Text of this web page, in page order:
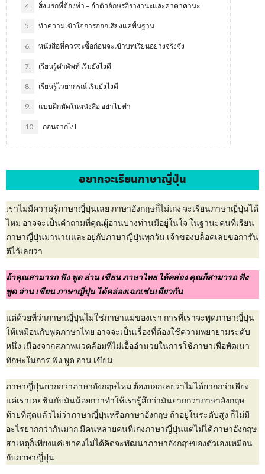
4. สิ่งแรกที่ต้องทำ – จำตัวอักษรฮิรางานะและคาตาคานะ
5. ทำความเข้าใจการออกเสียงแค่พื้นฐาน
6. หนังสือที่ควรจะซื้อก่อนจะเข้าบทเรียนอย่างจริงจัง
7. เรียนรู้คำศัพท์ เริ่มยังไงดี
8. เรียนรู้ไวยากรณ์ เริ่มยังไงดี
9. แบบฝึกหัดในหนังสือ อย่าไปทำ
10. ก่อนจากไป
อยากจะเรียนภาษาญี่ปุ่น
เราไม่มีความรู้ภาษาญี่ปุ่นเลย ภาษาอังกฤษก็ไม่เก่ง จะเรียนภาษาญี่ปุ่นได้
ไหม อาจจะเป็นคำถามที่คุณผู้อ่านบางท่านมีอยู่ในใจ ในฐานะคนที่เรียน
ภาษาญี่ปุ่นมานานและอยู่กับภาษาญี่ปุ่นทุกวัน เจ้าของบล็อคเลยขอการัน
ตีไว้เลยว่า
ถ้าคุณสามารถ ฟัง พูด อ่าน เขียน ภาษาไทย ได้คล่อง คุณก็สามารถ ฟัง
พูด อ่าน เขียน ภาษาญี่ปุ่น ได้คล่องเฉกเช่นเดียวกัน
แต่ด้วยที่ว่าภาษาญี่ปุ่นไม่ใช่ภาษาแม่ของเรา การที่เราจะพูดภาษาญี่ปุ่น
ให้เหมือนกับพูดภาษาไทย อาจจะเป็นเรื่องที่ต้องใช้ความพยายามระดับ
หนึ่ง เนื่องจากสภาพแวดล้อมที่ไม่เอื้ออำนวยในการใช้ภาษาเพื่อพัฒนา
ทักษะในการ ฟัง พูด อ่าน เขียน
ภาษาญี่ปุ่นยากกว่าภาษาอังกฤษไหม ต้องบอกเลยว่าไม่ได้ยากกว่าเพียง
แค่เราเคยชินกับมันน้อยกว่าทำให้เรารู้สึกว่ามันยากกว่าภาษาอังกฤษ
ท้ายที่สุดแล้วไม่ว่าภาษาญี่ปุ่นหรือภาษาอังกฤษ ถ้าอยู่ในระดับสูง ก็ไม่มี
อะไรยากกว่ากันมาก มีคนหลายคนที่เก่งภาษาญี่ปุ่นแต่ไม่ได้ภาษาอังกฤษ
สาเหตุก็เพียงแค่เขาคงไม่ได้คิดจะพัฒนาภาษาอังกฤษของตัวเองเหมือน
กับภาษาญี่ปุ่น